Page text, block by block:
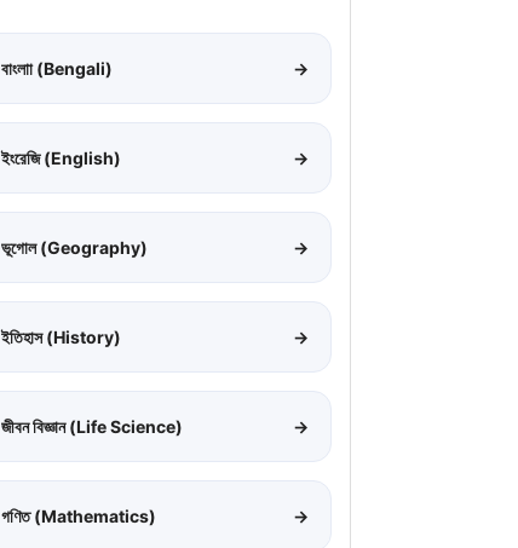
বাংলাা (Bengali) →
ইংরেজি (English) →
ভূগোল (Geography) →
ইতিহাস (History) →
জীবন বিজ্ঞান (Life Science) →
গণিত (Mathematics) →